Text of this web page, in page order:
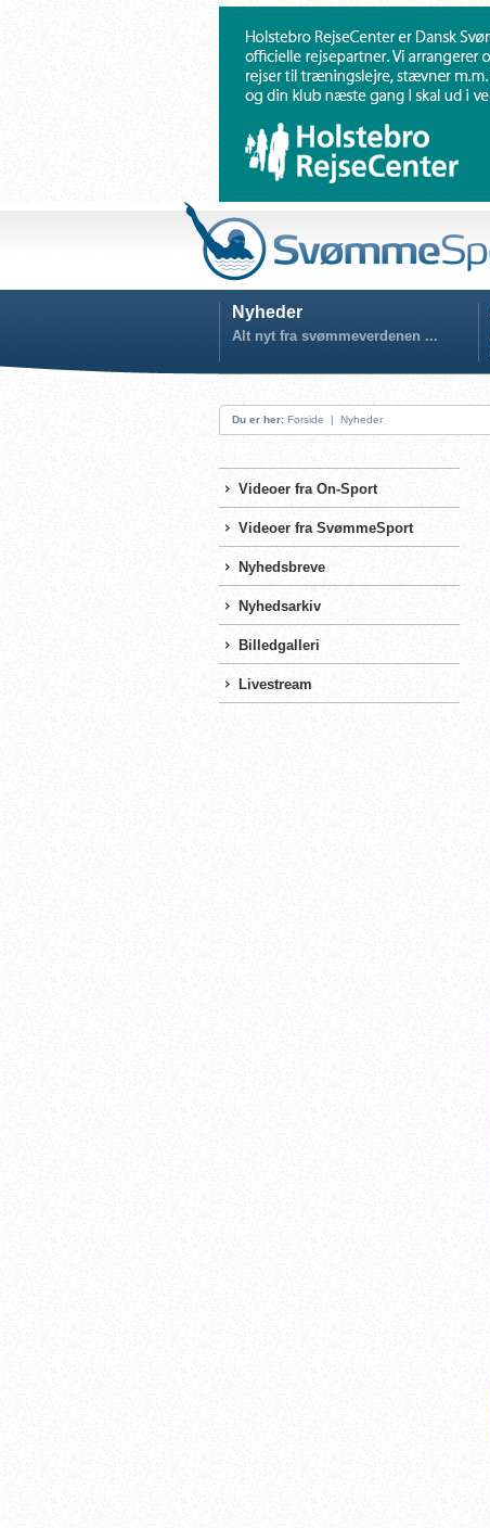
Nyheder
Alt nyt fra svømmeverdenen ...
Du er her: Forside | Nyheder
Videoer fra On-Sport
Videoer fra SvømmeSport
Nyhedsbreve
Nyhedsarkiv
Billedgalleri
Livestream